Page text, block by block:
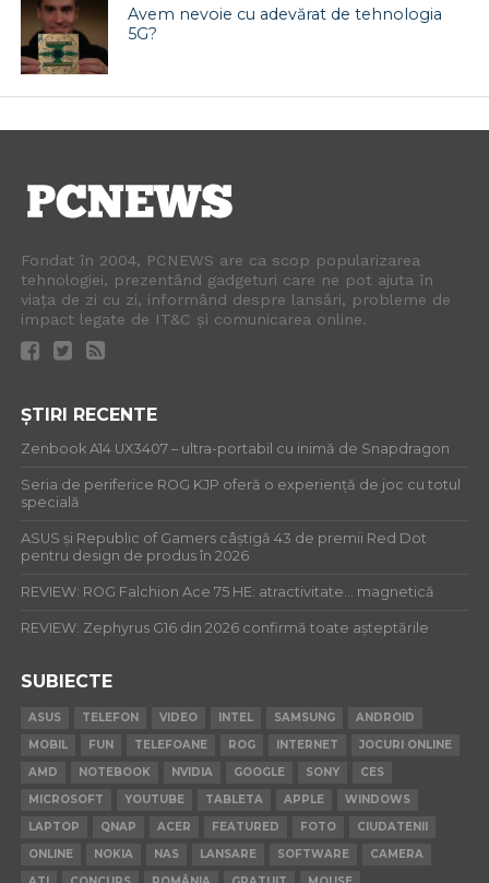
Avem nevoie cu adevărat de tehnologia
5G?
Fondat în 2004, PCNEWS are ca scop popularizarea
tehnologiei, prezentând gadgeturi care ne pot ajuta în
viața de zi cu zi, informând despre lansări, probleme de
impact legate de IT&C și comunicarea online.
ȘTIRI RECENTE
Zenbook A14 UX3407 – ultra-portabil cu inimă de Snapdragon
Seria de periferice ROG KJP oferă o experiență de joc cu totul
specială
ASUS și Republic of Gamers câștigă 43 de premii Red Dot
pentru design de produs în 2026
REVIEW: ROG Falchion Ace 75 HE: atractivitate… magnetică
REVIEW: Zephyrus G16 din 2026 confirmă toate așteptările
SUBIECTE
ASUS TELEFON VIDEO INTEL SAMSUNG
ANDROID
MOBIL
FUN TELEFOANE ROG INTERNET
JOCURI ONLINE
AMD
NOTEBOOK NVIDIA GOOGLE SONY
CES
MICROSOFT
YOUTUBE TABLETA APPLE
WINDOWS
LAPTOP
QNAP ACER FEATURED FOTO
CIUDATENII
ONLINE
NOKIA NAS LANSARE SOFTWARE
CAMERA